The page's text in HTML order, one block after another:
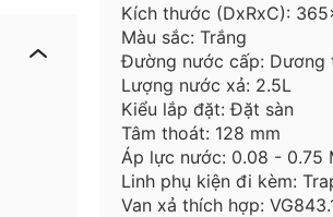
Kích thước (DxRxC):
Màu sắc: Trắng
Đường nước cấp: Dương
Lượng nước xả: 2.5L
Kiểu lắp đặt: Đặt sàn
Tâm thoát: 128 mm
Áp lực nước: 0.08 - 0.75
Linh phụ kiện đi kèm:
Van xả thích hợp: